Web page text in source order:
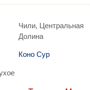
Чили, Центральная
Долина
Коно Сур